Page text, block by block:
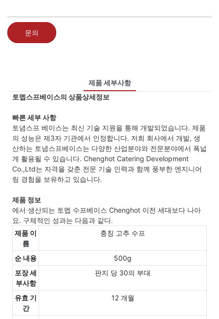
문의
제품 세부사항
토멥스프베이스의 상품상세정보
빠른 세부 사항
토념스프 베이스는 최신 기술 지원을 통해 개발되었습니다. 제품
의 성능은 제3자 기관에서 인정합니다. 저희 회사에서 개발, 생
산하는 토념스프베이스는 다양한 산업분야와 전문분야에서 폭넓
게 활용될 수 있습니다. Chenghot Catering Development
Co.,Ltd는 자격을 갖춘 전문 기술 인력과 함께 풍부한 엔지니어
링 경험을 보유하고 있습니다.
제품 정보
에서 생산되는 토멥 수프베이스 Chenghot 이전 세대보다 나아
요. 구체적인 성과는 다음과 같다.
제품 이
름
충칭 고추 수프
순 내용
500g
포장 세
부사항
판지 당 30의 부대
유효 기
간
12 개월